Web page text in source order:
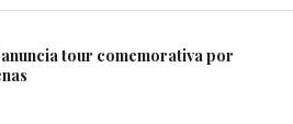
anuncia tour comemorativa por